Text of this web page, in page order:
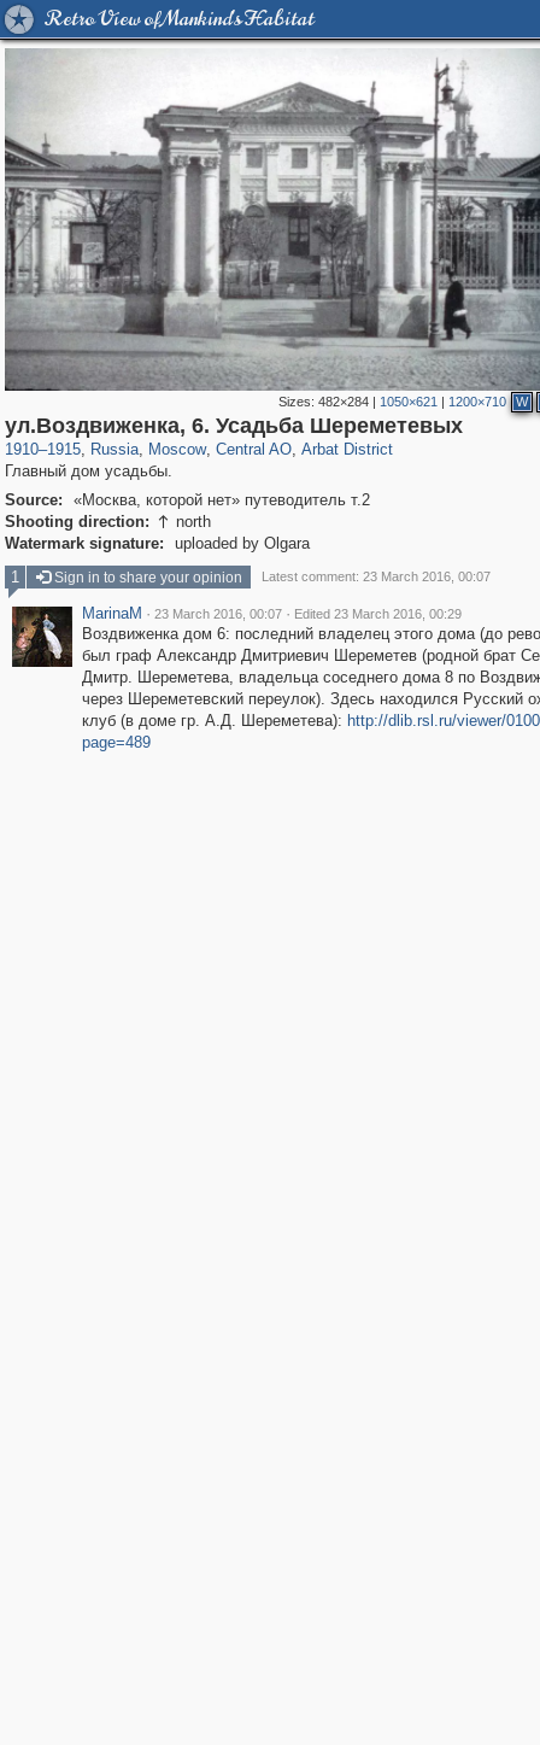
Retro View of Mankind's Habitat
Sizes:482×284 | 1050×621 | 1200×710 W
ул.Воздвиженка, 6. Усадьба Шереметевых
1910–1915, Russia
1,406,255 29,243
, Moscow
319,780 8,286
, Central AO
159,978 5,916
, Arbat District
13,485 356
Главный дом усадьбы.
Source:
«Москва, которой нет» путеводитель т.2
Shooting direction:  north
Watermark signature:
uploaded by Olgara
1
Sign in to share your opinion Latest comment: 23 March 2016, 00:07
MarinaM · 23 March 2016, 00:07 · Edited 23 March 2016, 00:29
Воздвиженка дом 6: последний владелец этого дома (до
был граф Александр Дмитриевич Шереметев (родной брат
Дмитр. Шереметева, владельца соседнего дома 8 по
через Шереметевский переулок). Здесь находился Русский
клуб (в доме гр. А.Д. Шереметева): http://dlib.rsl.ru/viewer/
page=489